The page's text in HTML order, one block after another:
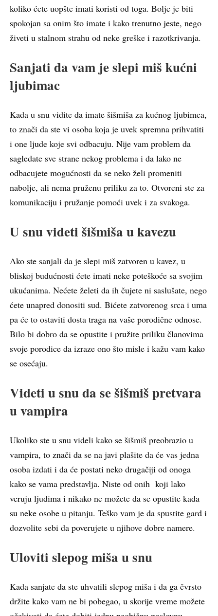
koliko ćete uopšte imati koristi od toga. Bolje je biti
spokojan sa onim što imate i kako trenutno jeste, nego
živeti u stalnom strahu od neke greške i razotkrivanja.
Sanjati da vam je slepi miš kućni
ljubimac
Kada u snu vidite da imate šišmiša za kućnog ljubimca,
to znači da ste vi osoba koja je uvek spremna prihvatiti
i one ljude koje svi odbacuju. Nije vam problem da
sagledate sve strane nekog problema i da lako ne
odbacujete mogućnosti da se neko želi promeniti
nabolje, ali nema pruženu priliku za to. Otvoreni ste za
komunikaciju i pružanje pomoći uvek i za svakoga.
U snu videti šišmiša u kavezu
Ako ste sanjali da je slepi miš zatvoren u kavez, u
bliskoj budućnosti ćete imati neke poteškoće sa svojim
ukućanima. Nećete želeti da ih čujete ni saslušate, nego
ćete unapred donositi sud. Bićete zatvorenog srca i uma
pa će to ostaviti dosta traga na vaše porodične odnose.
Bilo bi dobro da se opustite i pružite priliku članovima
svoje porodice da izraze ono što misle i kažu vam kako
se osećaju.
Videti u snu da se šišmiš pretvara
u vampira
Ukoliko ste u snu videli kako se šišmiš preobrazio u
vampira, to znači da se na javi plašite da će vas jedna
osoba izdati i da će postati neko drugačiji od onoga
kako se vama predstavlja. Niste od onih koji lako
veruju ljudima i nikako ne možete da se opustite kada
su neke osobe u pitanju. Teško vam je da spustite gard i
dozvolite sebi da poverujete u njihove dobre namere.
Uloviti slepog miša u snu
Kada sanjate da ste uhvatili slepog miša i da ga čvrsto
držite kako vam ne bi pobegao, u skorije vreme možete